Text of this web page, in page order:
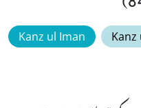
Kanz ul Iman Kanz